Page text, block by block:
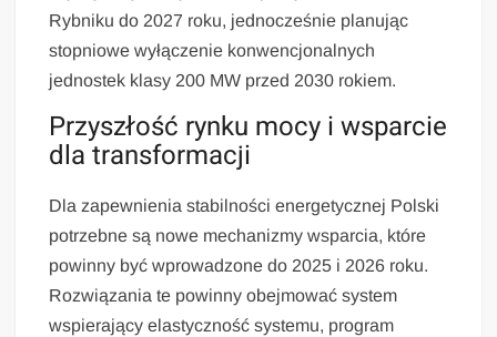
Rybniku do 2027 roku, jednocześnie planując
stopniowe wyłączenie konwencjonalnych
jednostek klasy 200 MW przed 2030 rokiem.
Przyszłość rynku mocy i wsparcie
dla transformacji
Dla zapewnienia stabilności energetycznej Polski
potrzebne są nowe mechanizmy wsparcia, które
powinny być wprowadzone do 2025 i 2026 roku.
Rozwiązania te powinny obejmować system
wspierający elastyczność systemu, program